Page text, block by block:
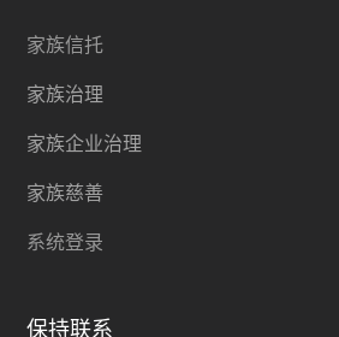
家族信托
家族治理
家族企业治理
家族慈善
系统登录
保持联系